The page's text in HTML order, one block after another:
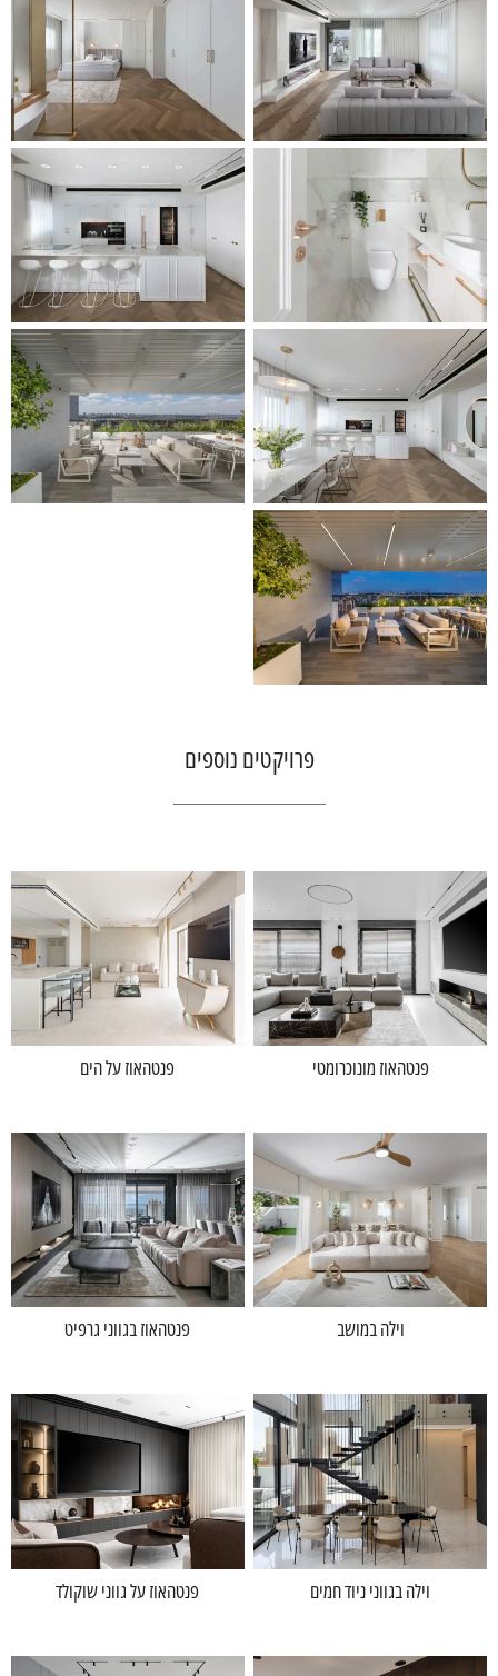
פרויקטים נוספים
פנטהאוז מונוכרומטי פנטהאוז על הים
וילה במושב פנטהאוז בגווני גרפיט
וילה בגווני ניוד חמים פנטהאוז על גווני שוקולד